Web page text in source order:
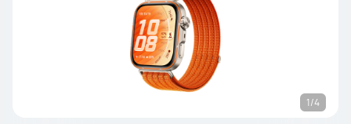
1/4